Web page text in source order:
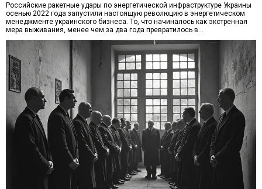
Российские ракетные удары по энергетической инфраструктуре Украины
осенью 2022 года запустили настоящую революцию в энергетическом
менеджменте украинского бизнеса. То, что начиналось как экстренная
мера выживания, менее чем за два года превратилось в…